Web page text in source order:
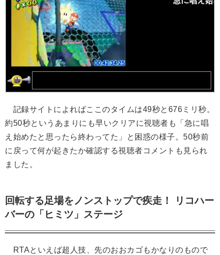
記録サイトによればここのタイムは49秒と676ミリ秒。
約50秒というあまりにも早いクリアに視聴者も「急に唱
え始めたと思ったら終わってた」と困惑の様子。50秒前
に戻って何が起きたか確認する視聴者コメントも見られ
ました。
回転する足場をノンストップで疾走！ リコハー
バーの「ヒミツ」ステージ
RTAといえば超人技、先のおおカゴもかなりのもので